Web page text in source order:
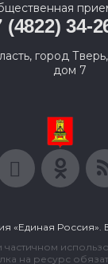
(4822) 34-
город
дом 7
«Единая
на ресурс